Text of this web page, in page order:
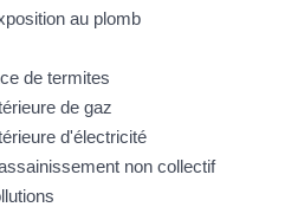
au plomb
de termites
de gaz
d'électricité
non collectif